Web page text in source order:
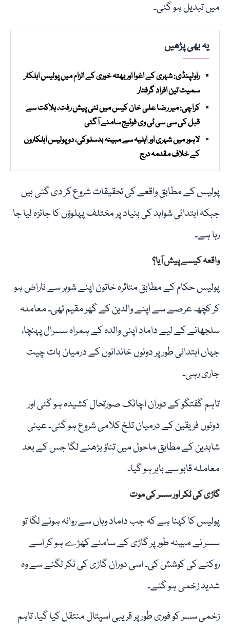
میں تبدیل ہو گئی۔
یہ بھی پڑھیں
راولپنڈی: شہری کے اغوا اور بھتہ خوری کے الزام میں پولیس اہلکار
سمیت تین افراد گرفتار
کراچی: میر رضا علی خان کیس میں نئی پیش رفت، ہلاکت سے
قبل کی سی سی ٹی وی فوٹیج سامنے آگئی
لاہور میں شہری اور اہلیہ سے مبینہ بدسلوکی، دو پولیس اہلکاروں
کے خلاف مقدمہ درج
پولیس کے مطابق واقعے کی تحقیقات شروع کر دی گئی ہیں
جبکہ ابتدائی شواہد کی بنیاد پر مختلف پہلوؤں کا جائزہ لیا جا
رہا ہے۔
واقعہ کیسے پیش آیا؟
پولیس حکام کے مطابق متاثرہ خاتون اپنے شوہر سے ناراض ہو
کر کچھ عرصے سے اپنے والدین کے گھر مقیم تھی۔ معاملہ
سلجھانے کے لیے داماد اپنی والدہ کے ہمراہ سسرال پہنچا،
جہاں ابتدائی طور پر دونوں خاندانوں کے درمیان بات چیت
جاری رہی۔
تاہم گفتگو کے دوران اچانک صورتحال کشیدہ ہو گئی اور
دونوں فریقین کے درمیان تلخ کلامی شروع ہو گئی۔ عینی
شاہدین کے مطابق ماحول میں تناؤ بڑھنے لگا جس کے بعد
معاملہ قابو سے باہر ہو گیا۔
گاڑی کی ٹکر اور سسر کی موت
پولیس کا کہنا ہے کہ جب داماد وہاں سے روانہ ہونے لگا تو
سسر نے مبینہ طور پر گاڑی کے سامنے کھڑے ہو کر اسے
روکنے کی کوشش کی۔ اسی دوران گاڑی کی ٹکر لگنے سے وہ
شدید زخمی ہو گئے۔
زخمی سسر کو فوری طور پر قریبی اسپتال منتقل کیا گیا، تاہم